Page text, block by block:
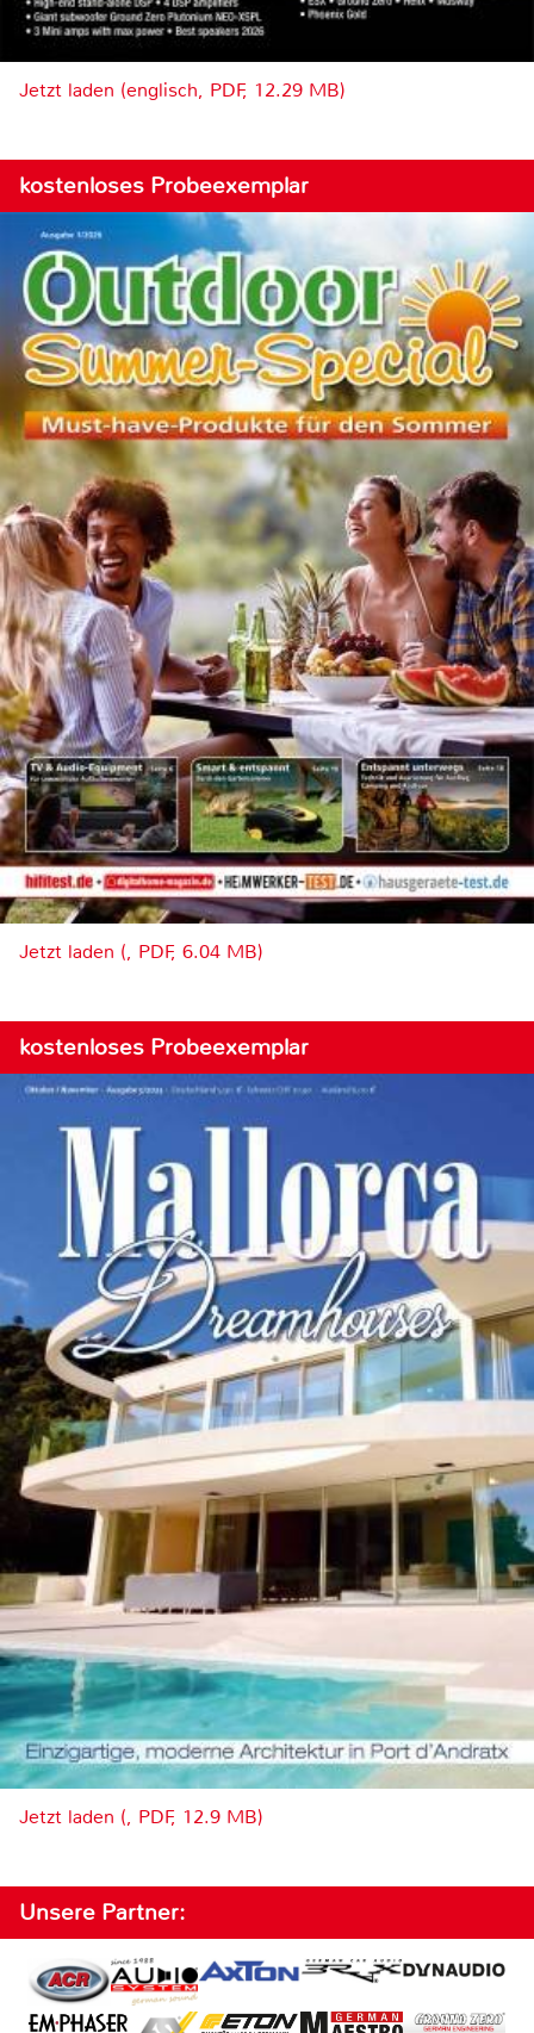
Jetzt laden (englisch, PDF, 12.29 MB)
kostenloses Probeexemplar
Jetzt laden (, PDF, 6.04 MB)
kostenloses Probeexemplar
Jetzt laden (, PDF, 12.9 MB)
Unsere Partner: